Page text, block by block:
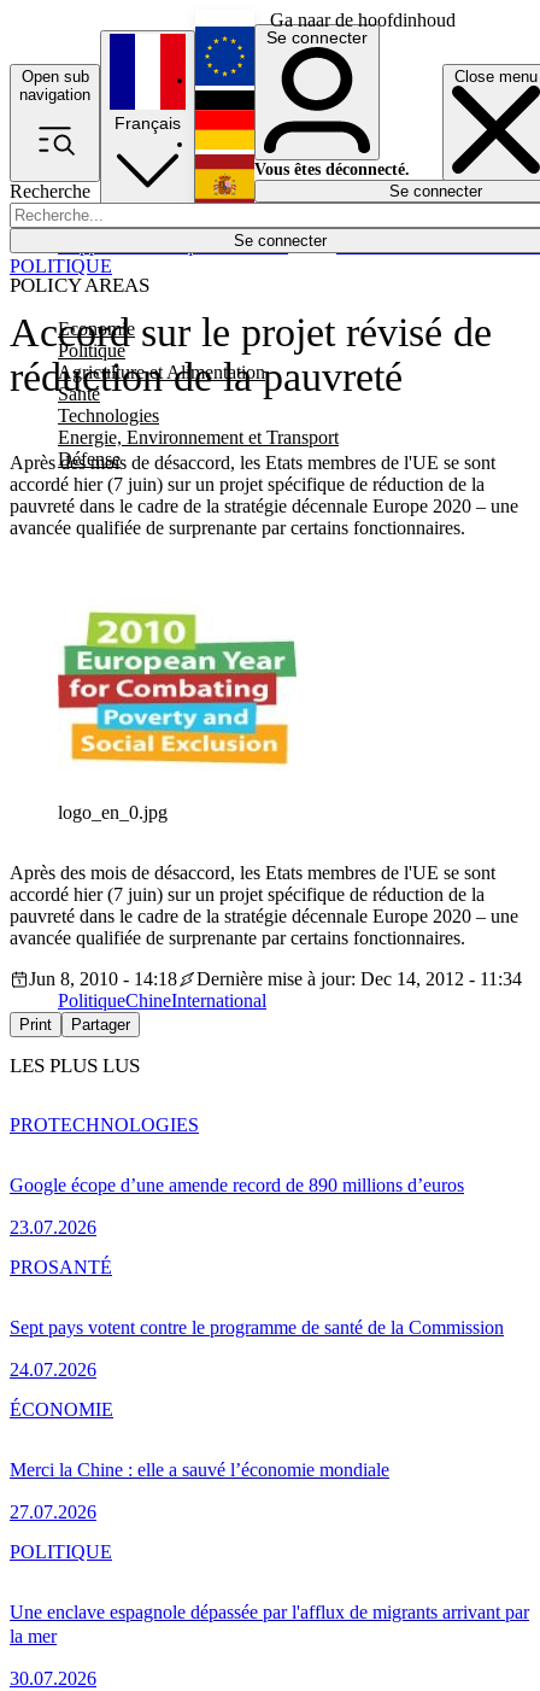
Ga naar de hoofdinhoud
Open sub
navigation
Close menu
Recherche
Se connecter
POLICY AREAS
Economie
Politique
Agriculture et Alimentation
Santé
Technologies
Energie, Environnement et Transport
Défense
Économie
Français
English
Deutsch
Español
Se connecter
Vous êtes déconnecté.
Se connecter
Accord sur le projet révisé de
réduction de la pauvreté
Après des mois de désaccord, les Etats membres de l'UE se sont
accordé hier (7 juin) sur un projet spécifique de réduction de la
pauvreté dans le cadre de la stratégie décennale Europe 2020 – une
avancée qualifiée de surprenante par certains fonctionnaires.
POLITIQUE
logo_en_0.jpg
Après des mois de désaccord, les Etats membres de l'UE se sont
accordé hier (7 juin) sur un projet spécifique de réduction de la
pauvreté dans le cadre de la stratégie décennale Europe 2020 – une
avancée qualifiée de surprenante par certains fonctionnaires.
Jun 8, 2010 - 14:18
Dernière mise à jour: Dec 14, 2012 - 11:34
PolitiqueChineInternational
Print Partager
LES PLUS LUS
Google écope d’une amende record de 890 millions d’euros
23.07.2026
PROTECHNOLOGIES
Sept pays votent contre le programme de santé de la Commission
24.07.2026
PROSANTÉ
Merci la Chine : elle a sauvé l’économie mondiale
27.07.2026
ÉCONOMIE
Une enclave espagnole dépassée par l'afflux de migrants arrivant par
la mer
30.07.2026
POLITIQUE